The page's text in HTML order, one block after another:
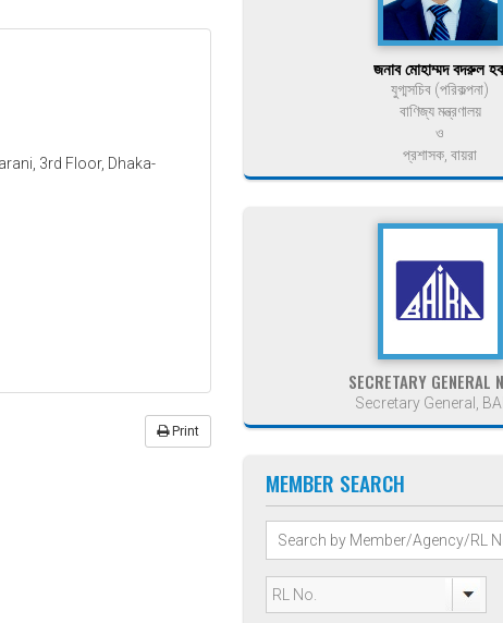
3rd Floor, Dhaka-
Print
জনাব মোহাম্মদ বদরুল
যুগ্মসচিব (পরিকল্পনা)
বাণিজ্য মন্ত্রণালয়
ও
প্রশাসক, বায়রা
SECRETARY GENERAL
Secretary General,
MEMBER SEARCH